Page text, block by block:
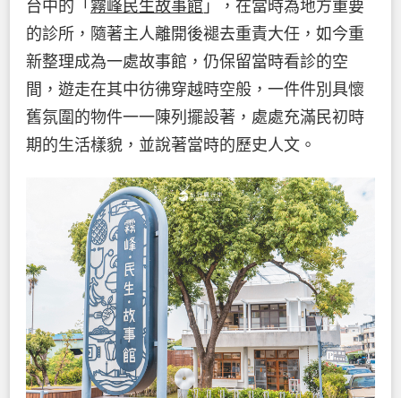
台中的「 霧峰民生故事館 」，在當時為地方重要
的診所，隨著主人離開後褪去重責大任，如今重
新整理成為一處故事館，仍保留當時看診的空
間，遊走在其中彷彿穿越時空般，一件件別具懷
舊氛圍的物件一一陳列擺設著，處處充滿民初時
期的生活樣貌，並說著當時的歷史人文。